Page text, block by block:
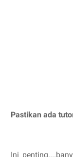
Pastikan ada
Ini